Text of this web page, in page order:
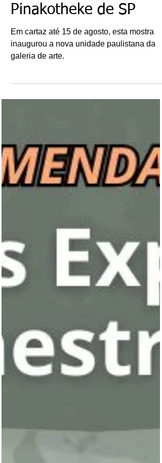
estreia da nova
Pinakotheke de SP
Em cartaz até 15 de agosto, esta mostra